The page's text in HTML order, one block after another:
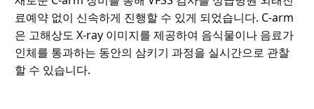
료예약 없이 신속하게 진행할 수 있게 되었습니다. C-arm
은 고해상도 X-ray 이미지를 제공하여 음식물이나 음료가
인체를 통과하는 동안의 삼키기 과정을 실시간으로 관찰
할 수 있습니다.